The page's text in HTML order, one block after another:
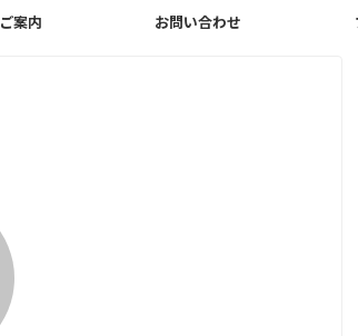
ご案内 お問い合わせ